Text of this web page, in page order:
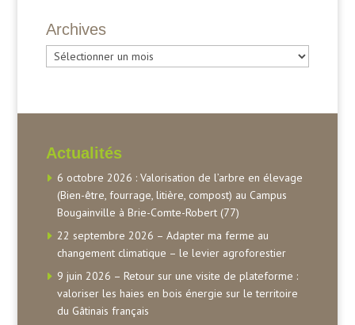
Archives
Archives
Actualités
6 octobre 2026 : Valorisation de l’arbre en élevage
(Bien-être, fourrage, litière, compost) au Campus
Bougainville à Brie-Comte-Robert (77)
22 septembre 2026 – Adapter ma ferme au
changement climatique – le levier agroforestier
9 juin 2026 – Retour sur une visite de plateforme :
valoriser les haies en bois énergie sur le territoire
du Gâtinais français